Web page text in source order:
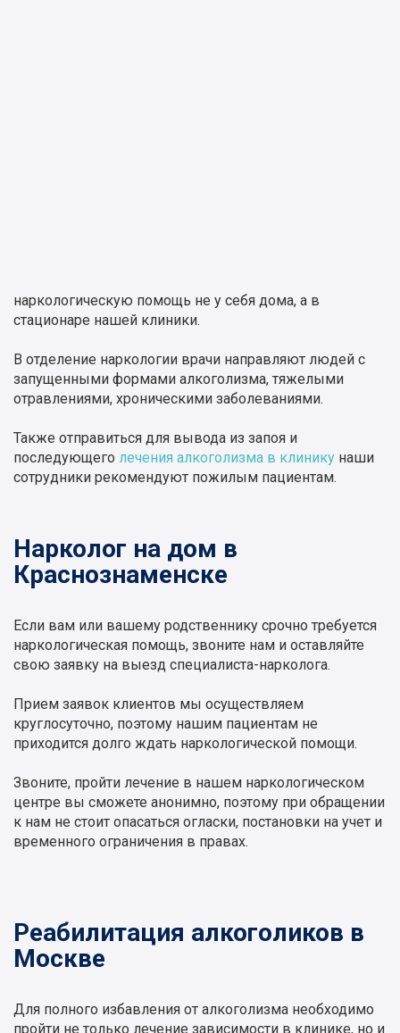
наркологическую помощь не у себя дома, а в
стационаре нашей клиники.
В отделение наркологии врачи направляют людей с
запущенными формами алкоголизма, тяжелыми
отравлениями, хроническими заболеваниями.
Также отправиться для вывода из запоя и
последующего лечения алкоголизма в клинику наши
сотрудники рекомендуют пожилым пациентам.
Нарколог на дом в
Краснознаменске
Если вам или вашему родственнику срочно требуется
наркологическая помощь, звоните нам и оставляйте
свою заявку на выезд специалиста-нарколога.
Прием заявок клиентов мы осуществляем
круглосуточно, поэтому нашим пациентам не
приходится долго ждать наркологической помощи.
Звоните, пройти лечение в нашем наркологическом
центре вы сможете анонимно, поэтому при обращении
к нам не стоит опасаться огласки, постановки на учет и
временного ограничения в правах.
Реабилитация алкоголиков в
Москве
Для полного избавления от алкоголизма необходимо
пройти не только лечение зависимости в клинике, но и